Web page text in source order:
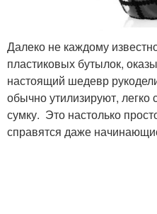
Далеко не каждому
пластиковых бутылок,
настоящий шедевр
обычно утилизируют,
сумку. Это настолько
справятся даже